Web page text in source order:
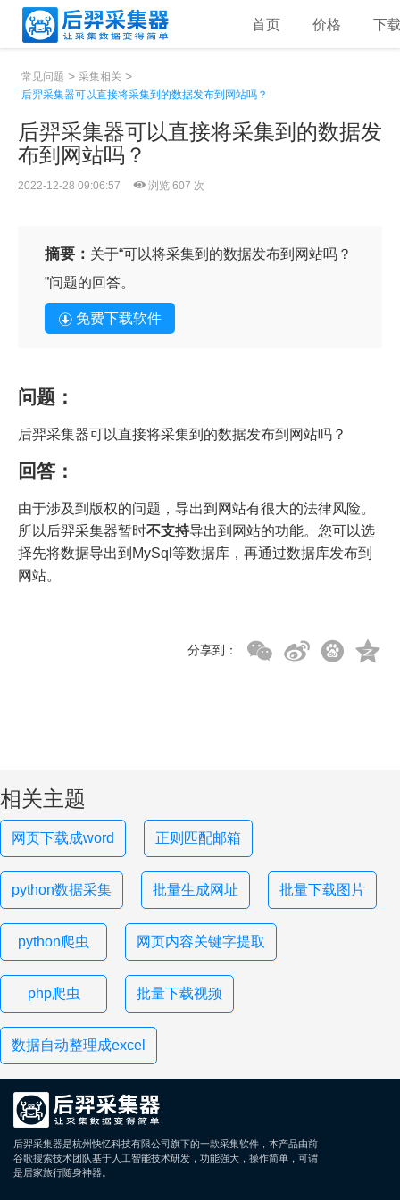
首页 价格 下
常见问题 > 采集相关 >
后羿采集器可以直接将采集到的数据发布到网站吗？
后羿采集器可以直接将采集到的数据发
布到网站吗？
2022-12-28 09:06:57 浏览 607 次
摘要： 关于“可以将采集到的数据发布到网站吗？
”问题的回答。
免费下载软件
问题：
后羿采集器可以直接将采集到的数据发布到网站吗？
回答：
由于涉及到版权的问题，导出到网站有很大的法律风险。
所以后羿采集器暂时不支持导出到网站的功能。您可以选
择先将数据导出到MySql等数据库，再通过数据库发布到
网站。
分享到：
相关主题
网页下载成word 正则匹配邮箱
python数据采集 批量生成网址 批量下载图片
python爬虫 网页内容关键字提取
php爬虫 批量下载视频
数据自动整理成excel
后羿采集器是杭州快忆科技有限公司旗下的一款采集软件，本产品由前
谷歌搜索技术团队基于人工智能技术研发，功能强大，操作简单，可谓
是居家旅行随身神器。